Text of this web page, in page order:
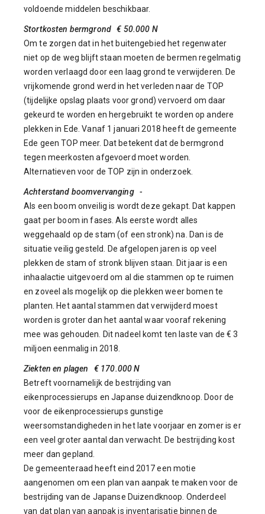
voldoende middelen beschikbaar.
Stortkosten bermgrond € 50.000 N
Om te zorgen dat in het buitengebied het regenwater
niet op de weg blijft staan moeten de bermen regelmatig
worden verlaagd door een laag grond te verwijderen. De
vrijkomende grond werd in het verleden naar de TOP
(tijdelijke opslag plaats voor grond) vervoerd om daar
gekeurd te worden en hergebruikt te worden op andere
plekken in Ede. Vanaf 1 januari 2018 heeft de gemeente
Ede geen TOP meer. Dat betekent dat de bermgrond
tegen meerkosten afgevoerd moet worden.
Alternatieven voor de TOP zijn in onderzoek.
Achterstand boomvervanging -
Als een boom onveilig is wordt deze gekapt. Dat kappen
gaat per boom in fases. Als eerste wordt alles
weggehaald op de stam (of een stronk) na. Dan is de
situatie veilig gesteld. De afgelopen jaren is op veel
plekken de stam of stronk blijven staan. Dit jaar is een
inhaalactie uitgevoerd om al die stammen op te ruimen
en zoveel als mogelijk op die plekken weer bomen te
planten. Het aantal stammen dat verwijderd moest
worden is groter dan het aantal waar vooraf rekening
mee was gehouden. Dit nadeel komt ten laste van de € 3
miljoen eenmalig in 2018.
Ziekten en plagen € 170.000 N
Betreft voornamelijk de bestrijding van
eikenprocessierups en Japanse duizendknoop. Door de
voor de eikenprocessierups gunstige
weersomstandigheden in het late voorjaar en zomer is er
een veel groter aantal dan verwacht. De bestrijding kost
meer dan gepland.
De gemeenteraad heeft eind 2017 een motie
aangenomen om een plan van aanpak te maken voor de
bestrijding van de Japanse Duizendknoop. Onderdeel
van dat plan van aanpak is inventarisatie binnen de